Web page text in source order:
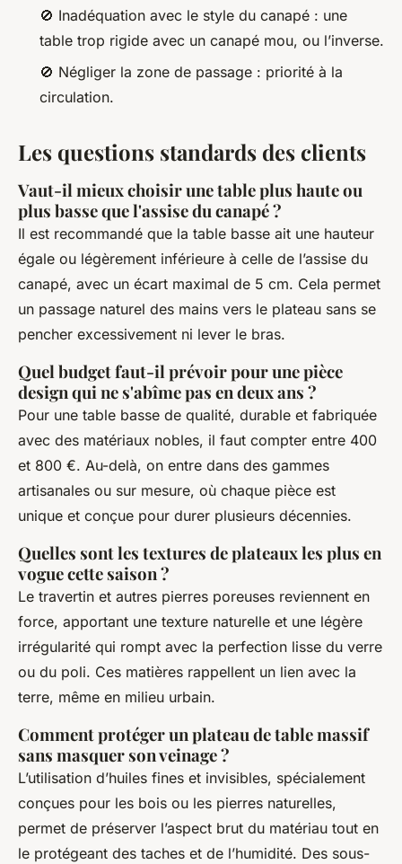
🚫 Inadéquation avec le style du canapé : une
table trop rigide avec un canapé mou, ou l’inverse.
🚫 Négliger la zone de passage : priorité à la
circulation.
Les questions standards des clients
Vaut-il mieux choisir une table plus haute ou
plus basse que l'assise du canapé ?
Il est recommandé que la table basse ait une hauteur
égale ou légèrement inférieure à celle de l’assise du
canapé, avec un écart maximal de 5 cm. Cela permet
un passage naturel des mains vers le plateau sans se
pencher excessivement ni lever le bras.
Quel budget faut-il prévoir pour une pièce
design qui ne s'abîme pas en deux ans ?
Pour une table basse de qualité, durable et fabriquée
avec des matériaux nobles, il faut compter entre 400
et 800 €. Au-delà, on entre dans des gammes
artisanales ou sur mesure, où chaque pièce est
unique et conçue pour durer plusieurs décennies.
Quelles sont les textures de plateaux les plus en
vogue cette saison ?
Le travertin et autres pierres poreuses reviennent en
force, apportant une texture naturelle et une légère
irrégularité qui rompt avec la perfection lisse du verre
ou du poli. Ces matières rappellent un lien avec la
terre, même en milieu urbain.
Comment protéger un plateau de table massif
sans masquer son veinage ?
L’utilisation d’huiles fines et invisibles, spécialement
conçues pour les bois ou les pierres naturelles,
permet de préserver l’aspect brut du matériau tout en
le protégeant des taches et de l’humidité. Des sous-